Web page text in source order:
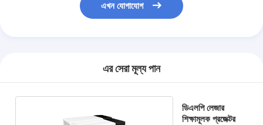
এখন যোগাযোগ
এর সেরা মূল্য পান
ডিএলপি লেজার
শিক্ষামূলক প্রজেক্টর